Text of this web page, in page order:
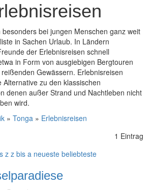
bei jungen Menschen ganz weit
in Sachen Urlaub. In Ländern
der Erlebnisreisen schnell
in Form von ausgiebigen Bergtouren
Gewässern. Erlebnisreisen
zu den klassischen
denen außer Strand und Nachtleben nicht
wird.
» Tonga » Erlebnisreisen
1 Eintrag
z z bis a neueste beliebteste